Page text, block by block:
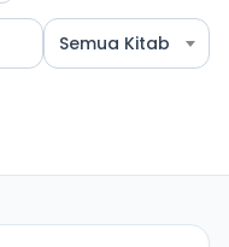
Semua Kitab